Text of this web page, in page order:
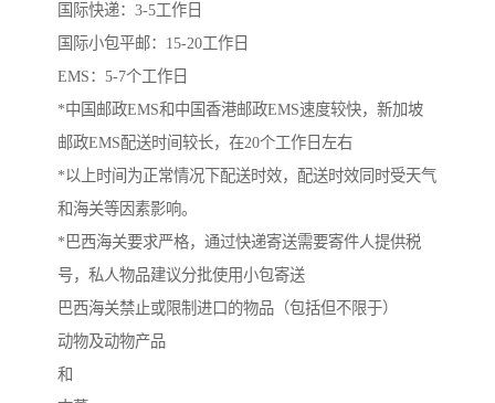
国际快递：3-5工作日
国际小包平邮：15-20工作日
EMS：5-7个工作日
*中国邮政EMS和中国香港邮政EMS速度较快，新加坡
邮政EMS配送时间较长，在20个工作日左右
*以上时间为正常情况下配送时效，配送时效同时受天气
和海关等因素影响。
*巴西海关要求严格，通过快递寄送需要寄件人提供税
号，私人物品建议分批使用小包寄送
巴西海关禁止或限制进口的物品（包括但不限于）
动物及动物产品
和